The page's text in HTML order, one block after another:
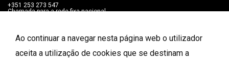
Ao continuar a navegar nesta página web o utilizador
aceita a utilização de cookies que se destinam a
+351 253 273 547
Chamada para a rede fixa nacional